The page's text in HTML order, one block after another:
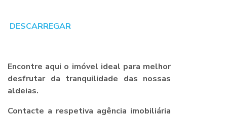
DESCARREGAR
Encontre aqui o imóvel ideal para melhor
desfrutar da tranquilidade das nossas
aldeias.
Contacte a respetiva agência imobiliária